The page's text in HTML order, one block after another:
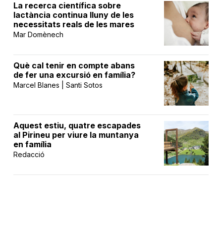
La recerca científica sobre
lactància continua lluny de les
necessitats reals de les mares
Mar Domènech
Què cal tenir en compte abans
de fer una excursió en família?
Marcel Blanes | Santi Sotos
Aquest estiu, quatre escapades
al Pirineu per viure la muntanya
en família
Redacció